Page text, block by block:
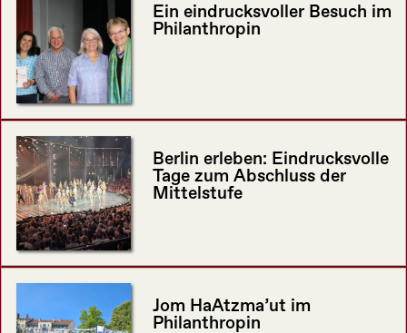
Ein eindrucksvoller Besuch im
Philanthropin
Berlin erleben: Eindrucksvolle
Tage zum Abschluss der
Mittelstufe
Jom HaAtzma’ut im
Philanthropin